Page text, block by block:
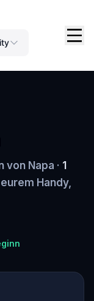
Napa · 1
Handy,